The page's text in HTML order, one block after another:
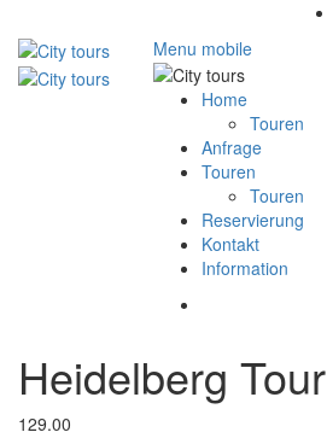
Menu mobile
Home
Touren
Anfrage
Touren
Touren
Reservierung
Kontakt
Information
Heidelberg Tour
129.00